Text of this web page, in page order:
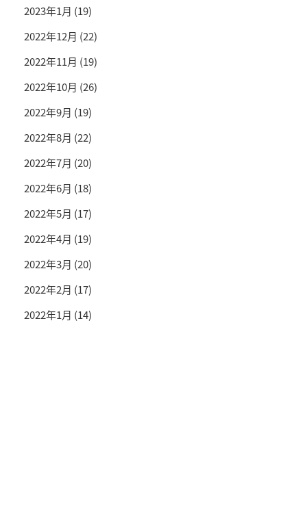
2023年1月 (19)
2022年12月 (22)
2022年11月 (19)
2022年10月 (26)
2022年9月 (19)
2022年8月 (22)
2022年7月 (20)
2022年6月 (18)
2022年5月 (17)
2022年4月 (19)
2022年3月 (20)
2022年2月 (17)
2022年1月 (14)